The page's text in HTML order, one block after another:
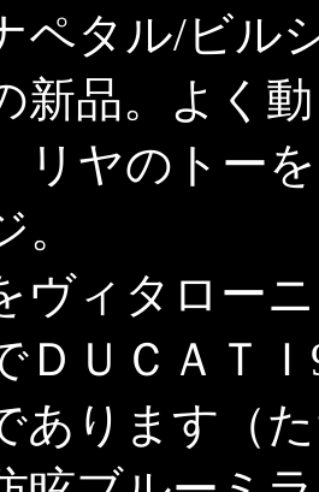
ペタル/ビル
新品。よく
リヤのトー
ィタロー
ＤＵＣＡＴ
あります（